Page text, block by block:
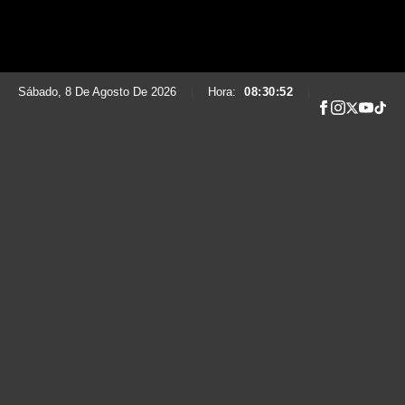
Sábado, 8 De Agosto De 2026 Hora: 08:30:53